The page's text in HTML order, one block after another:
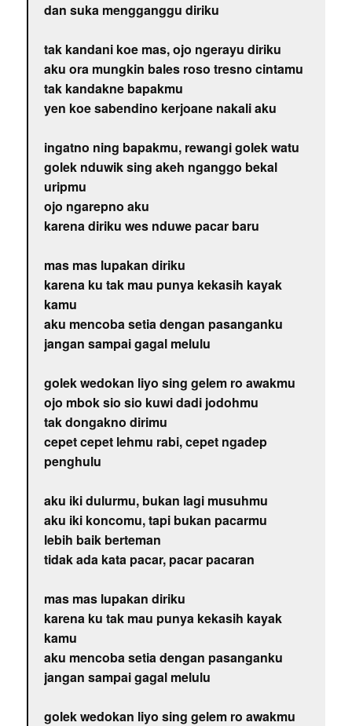
dan suka mengganggu diriku
tak kandani koe mas, ojo ngerayu diriku
aku ora mungkin bales roso tresno cintamu
tak kandakne bapakmu
yen koe sabendino kerjoane nakali aku
ingatno ning bapakmu, rewangi golek watu
golek nduwik sing akeh nganggo bekal
uripmu
ojo ngarepno aku
karena diriku wes nduwe pacar baru
mas mas lupakan diriku
karena ku tak mau punya kekasih kayak
kamu
aku mencoba setia dengan pasanganku
jangan sampai gagal melulu
golek wedokan liyo sing gelem ro awakmu
ojo mbok sio sio kuwi dadi jodohmu
tak dongakno dirimu
cepet cepet lehmu rabi, cepet ngadep
penghulu
aku iki dulurmu, bukan lagi musuhmu
aku iki koncomu, tapi bukan pacarmu
lebih baik berteman
tidak ada kata pacar, pacar pacaran
mas mas lupakan diriku
karena ku tak mau punya kekasih kayak
kamu
aku mencoba setia dengan pasanganku
jangan sampai gagal melulu
golek wedokan liyo sing gelem ro awakmu